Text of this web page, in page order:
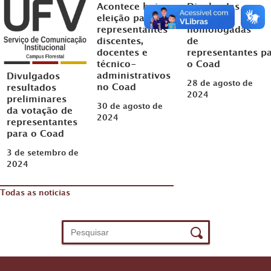
Divulgados
resultados
preliminares
da votação de
representantes
para o Coad
3 de setembro de
2024
Acontece hoje
eleição para
representantes
discentes,
docentes e
técnico-
administrativos
no Coad
30 de agosto de
2024
Divulgadas
inscrições
homologadas
de
representantes
o Coad
28 de agosto de
2024
Todas as noticias